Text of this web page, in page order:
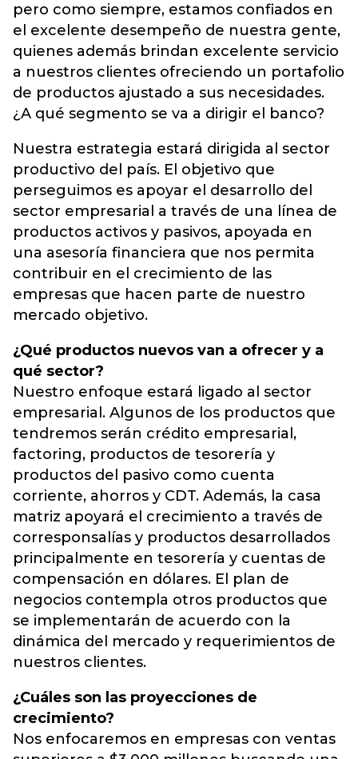
pero como siempre, estamos confiados en
el excelente desempeño de nuestra gente,
quienes además brindan excelente servicio
a nuestros clientes ofreciendo un portafolio
de productos ajustado a sus necesidades.
¿A qué segmento se va a dirigir el banco?
Nuestra estrategia estará dirigida al sector
productivo del país. El objetivo que
perseguimos es apoyar el desarrollo del
sector empresarial a través de una línea de
productos activos y pasivos, apoyada en
una asesoría financiera que nos permita
contribuir en el crecimiento de las
empresas que hacen parte de nuestro
mercado objetivo.
¿Qué productos nuevos van a ofrecer y a
qué sector?
Nuestro enfoque estará ligado al sector
empresarial. Algunos de los productos que
tendremos serán crédito empresarial,
factoring, productos de tesorería y
productos del pasivo como cuenta
corriente, ahorros y CDT. Además, la casa
matriz apoyará el crecimiento a través de
corresponsalías y productos desarrollados
principalmente en tesorería y cuentas de
compensación en dólares. El plan de
negocios contempla otros productos que
se implementarán de acuerdo con la
dinámica del mercado y requerimientos de
nuestros clientes.
¿Cuáles son las proyecciones de
crecimiento?
Nos enfocaremos en empresas con ventas